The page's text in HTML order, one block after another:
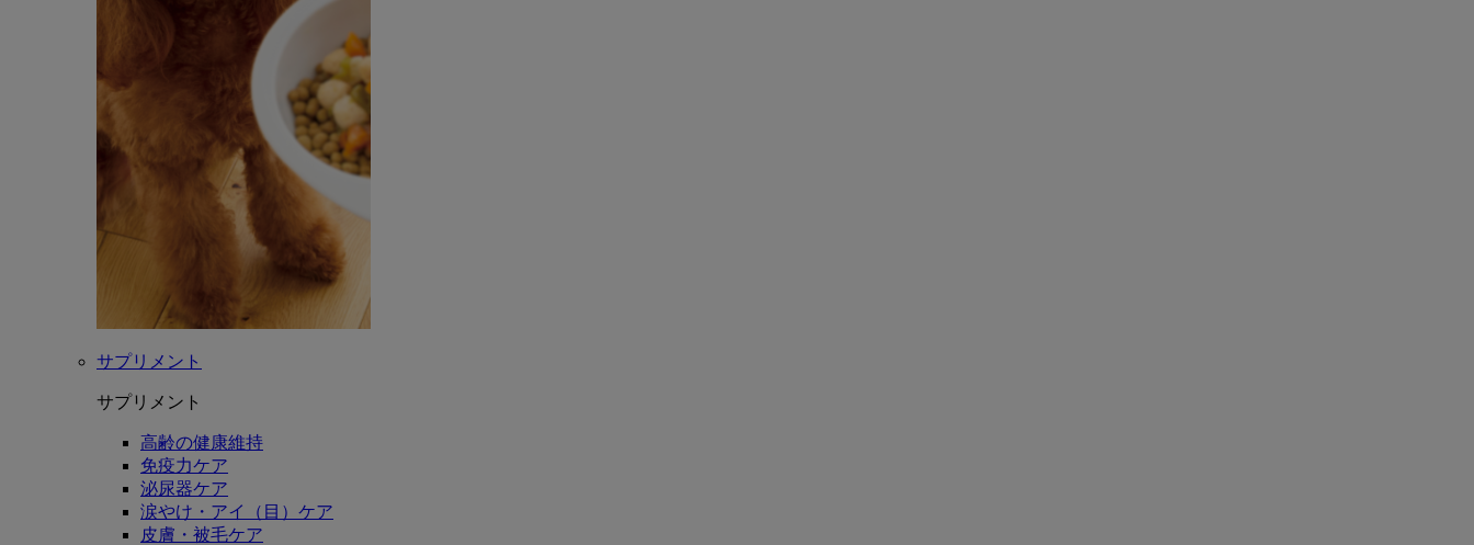
サプリメント
サプリメント
高齢の健康維持
免疫力ケア
泌尿器ケア
涙やけ・アイ（目）ケア
皮膚・被毛ケア